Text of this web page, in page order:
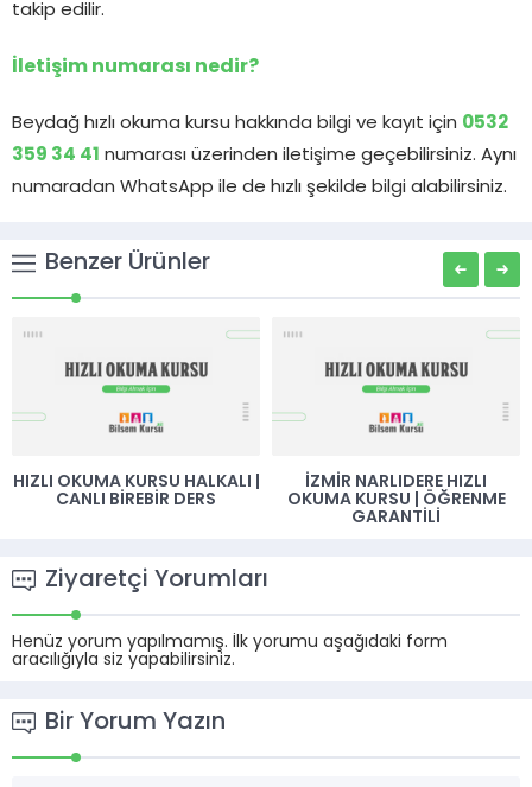
takip edilir.
İletişim numarası nedir?
Beydağ hızlı okuma kursu hakkında bilgi ve kayıt için 0532
359 34 41
numarası üzerinden iletişime geçebilirsiniz. Aynı
numaradan WhatsApp ile de hızlı şekilde bilgi alabilirsiniz.
Benzer Ürünler
|
İZMIR NARLIDERE HIZLI
OKUMA KURSU | ÖĞRENME
BILSEM KURSU FEKE
Ziyaretçi Yorumları
Henüz yorum yapılmamış. İlk yorumu aşağıdaki form
aracılığıyla siz yapabilirsiniz.
Bir Yorum Yazın